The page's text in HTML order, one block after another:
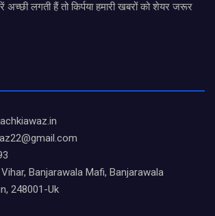
लगती हैं तो किर्पया हमारी खबरों को शेयर जरूर
Banjarawala Mafi, Banjarawala
248001-Uk